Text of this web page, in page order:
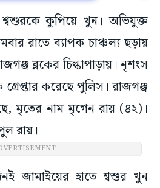
শ্বশুরকে কুপিয়ে খুন। অভিযুক্ত
রাতে ব্যাপক চাঞ্চল্য ছড়ায়
ব্লকের চিল্কাপাড়ায়। নৃশংস
করেছে পুলিস। রাজগঞ্জ
মৃতের নাম মৃগেন রায় (৪২)।
রায়।
জামাইয়ের হাতে শ্বশুর খুন